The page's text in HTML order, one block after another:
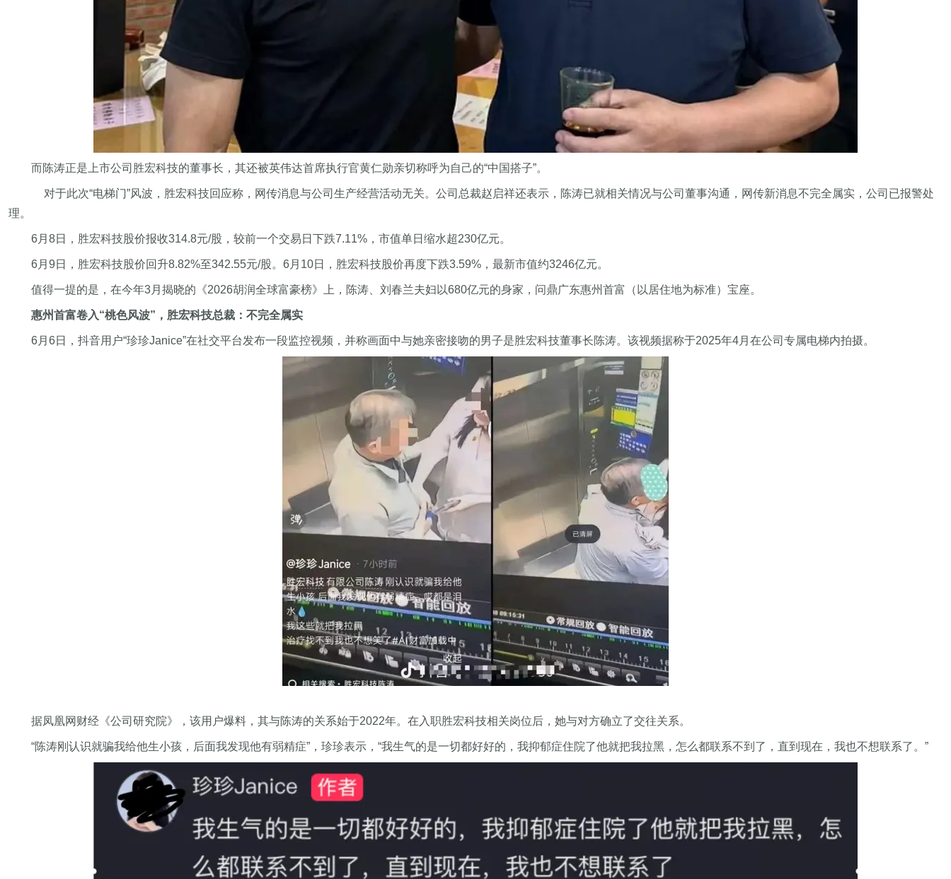
而陈涛正是上市公司胜宏科技的董事长，其还被英伟达首席执行官黄仁勋亲切称呼为自己的“中国搭子”。
对于此次“电梯门”风波，胜宏科技回应称，网传消息与公司生产经营活动无关。公司总裁赵启祥还表示，陈涛已就相关情况与公司董事沟通，网传新消息不完全属实，公司已报警处
理。
6月8日，胜宏科技股价报收314.8元/股，较前一个交易日下跌7.11%，市值单日缩水超230亿元。
6月9日，胜宏科技股价回升8.82%至342.55元/股。6月10日，胜宏科技股价再度下跌3.59%，最新市值约3246亿元。
值得一提的是，在今年3月揭晓的《2026胡润全球富豪榜》上，陈涛、刘春兰夫妇以680亿元的身家，问鼎广东惠州首富（以居住地为标准）宝座。
惠州首富卷入“桃色风波”，胜宏科技总裁：不完全属实
6月6日，抖音用户“珍珍Janice”在社交平台发布一段监控视频，并称画面中与她亲密接吻的男子是胜宏科技董事长陈涛。该视频据称于2025年4月在公司专属电梯内拍摄。
据凤凰网财经《公司研究院》，该用户爆料，其与陈涛的关系始于2022年。在入职胜宏科技相关岗位后，她与对方确立了交往关系。
“陈涛刚认识就骗我给他生小孩，后面我发现他有弱精症”，珍珍表示，“我生气的是一切都好好的，我抑郁症住院了他就把我拉黑，怎么都联系不到了，直到现在，我也不想联系了。”